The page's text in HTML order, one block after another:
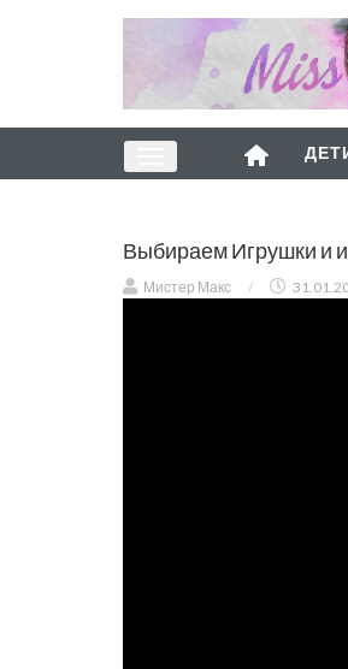
Выбираем Игрушки и
Мистер Макс /